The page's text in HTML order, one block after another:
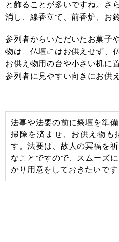
と飾ることが多いですね。さ
消し、線香立て、前香炉、お
参列者からいただいたお菓子
物は、仏壇にはお供えせず、
お供え物用の台や小さい机に
参列者に見やすい向きにお供
法事や法要の前に祭壇を準
掃除を済ませ、お供え物も
す。法要は、故人の冥福を
なことですので、スムーズ
かり用意をしておきたいです